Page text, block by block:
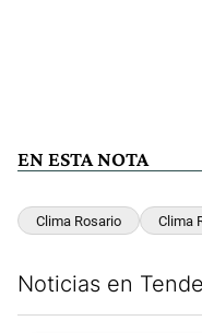
EN ESTA NOTA
Clima Rosario Clima
Noticias en